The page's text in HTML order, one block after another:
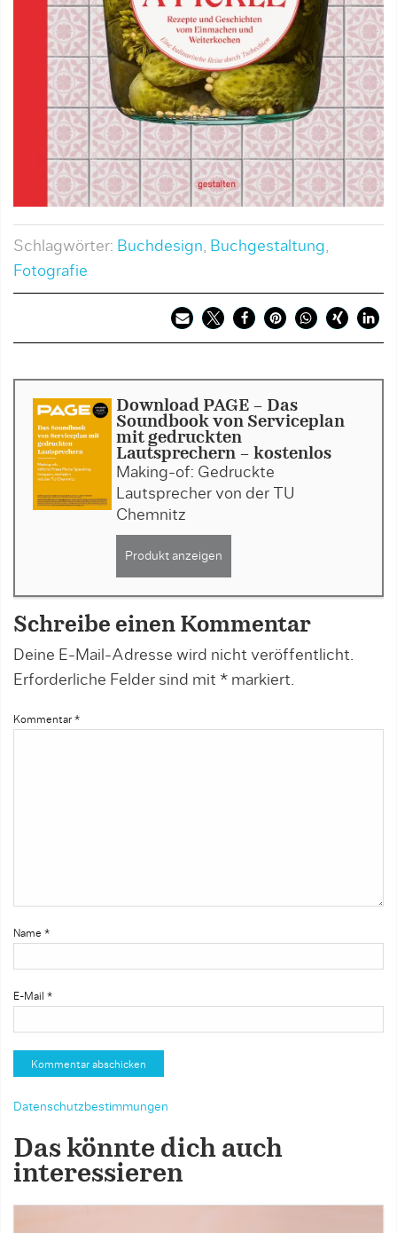
Schlagwörter: Buchdesign, Buchgestaltung,
Fotografie
Download PAGE - Das
Soundbook von Serviceplan
mit gedruckten
Lautsprechern - kostenlos
Making-of: Gedruckte
Lautsprecher von der TU
Chemnitz
Produkt anzeigen
Schreibe einen Kommentar
Deine E-Mail-Adresse wird nicht veröffentlicht.
Erforderliche Felder sind mit * markiert.
Kommentar *
Name *
E-Mail *
Datenschutzbestimmungen
Das könnte dich auch
interessieren